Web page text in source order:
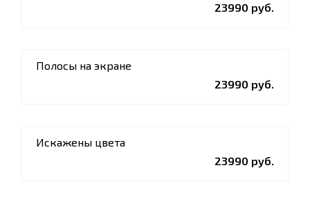
23990 руб.
Полосы на экране
23990 руб.
Искажены цвета
23990 руб.